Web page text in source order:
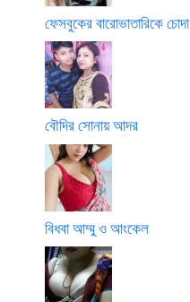
ফেসবুকের বারোভাতারিকে চোদা
বৌদির সোনায় আদর
বিধবা আম্মু ও আংকেল